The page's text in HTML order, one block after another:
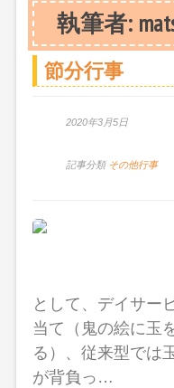
執筆者:
節分行事
2020年3月5日
記事分類 その他行事
として、デイサー
当て（鬼の絵に玉
る）、従来型では
が背負っ…